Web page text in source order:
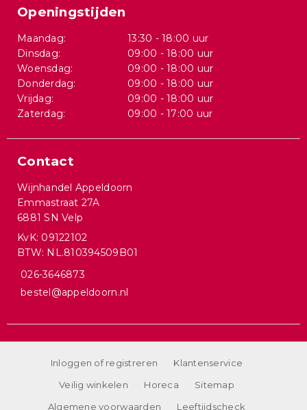
Openingstijden
Maandag:
13:30 - 18:00 uur
Dinsdag:
09:00 - 18:00 uur
Woensdag:
09:00 - 18:00 uur
Donderdag:
09:00 - 18:00 uur
Vrijdag:
09:00 - 18:00 uur
Zaterdag:
09:00 - 17:00 uur
Contact
Wijnhandel Appeldoorn
Emmastraat 27A
6881 SN Velp
KvK: 09122102
BTW: NL.810394509B01
026-3646873
bestel@appeldoorn.nl
Inloggen of registreren
Klantenservice
Veilig winkelen
Horeca
Sitemap
Algemene voorwaarden
Leeftijdscheck